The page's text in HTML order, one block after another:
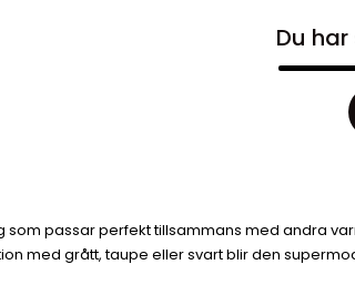
Du
som passar perfekt tillsammans med andra
med grått, taupe eller svart blir den